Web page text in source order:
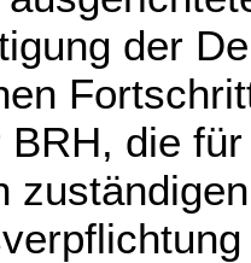
der
BRH, die